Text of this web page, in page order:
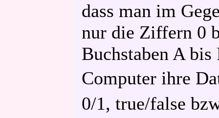
dass man im
nur die Ziffern 0
Buchstaben A
Computer ihre
0/1, true/false